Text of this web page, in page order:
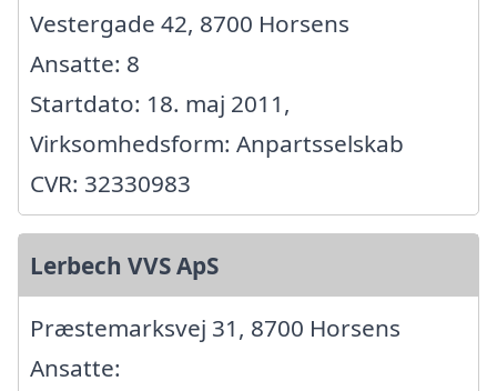
Vestergade 42, 8700 Horsens
Ansatte: 8
Startdato: 18. maj 2011,
Virksomhedsform: Anpartsselskab
CVR: 32330983
Lerbech VVS ApS
Præstemarksvej 31, 8700 Horsens
Ansatte: